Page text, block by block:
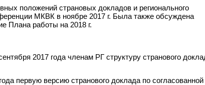
положений страновых докладов и регионального
МКВК в ноябре 2017 г. Была также обсуждена
Плана работы на 2018 г.
2017 года членам РГ структуру странового
первую версию странового доклада по согласованной